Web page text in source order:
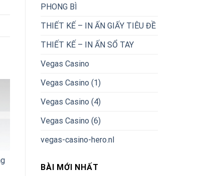
PHONG BÌ
THIẾT KẾ – IN ẤN GIẤY TIÊU ĐỀ
THIẾT KẾ – IN ẤN SỔ TAY
Vegas Casino
Vegas Casino (1)
Vegas Casino (4)
Vegas Casino (6)
vegas-casino-hero.nl
BÀI MỚI NHẤT